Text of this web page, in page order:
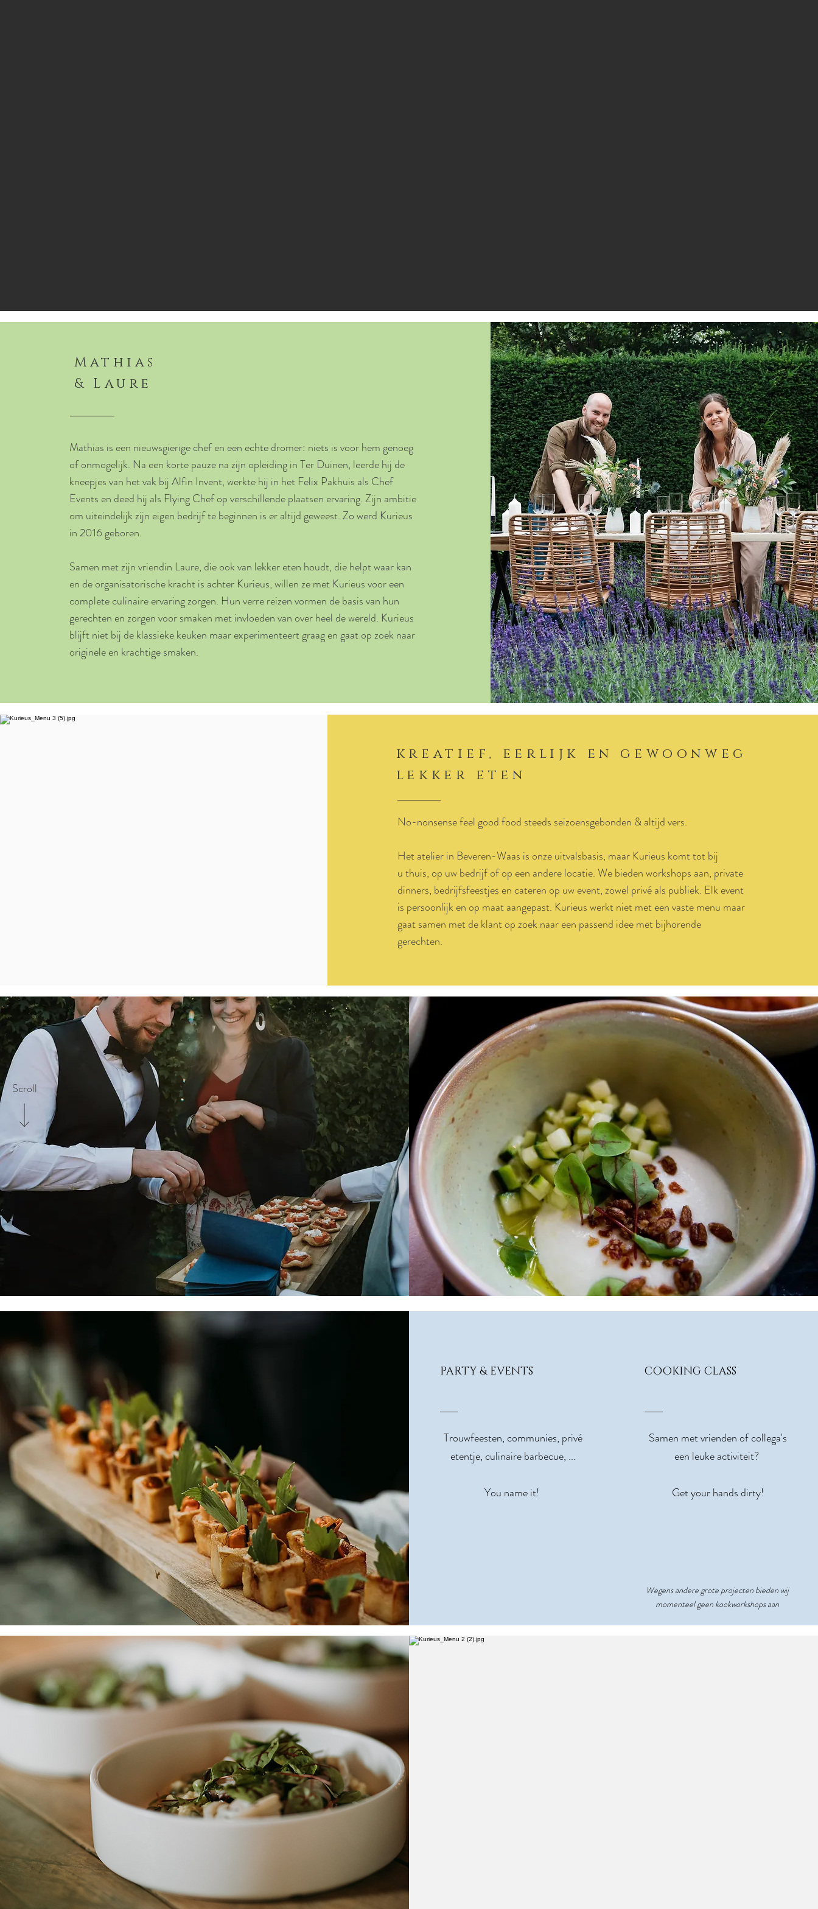
Scroll
Mathias
& Laure
Mathias is een nieuwsgierige chef en een echte dromer: niets is voor hem genoeg
of onmogelijk. Na een korte pauze na zijn opleiding in Ter Duinen, leerde hij de
kneepjes van het vak bij Alfin Invent, werkte hij in het Felix Pakhuis als Chef
Events en deed hij als Flying Chef op verschillende plaatsen ervaring. Zijn ambitie
om uiteindelijk zijn eigen bedrijf te beginnen is er altijd geweest. Zo werd Kurieus
in 2016 geboren.
Samen met zijn vriendin Laure, die ook van lekker eten houdt, die helpt waar kan
en de organisatorische kracht is achter Kurieus, willen ze met Kurieus voor een
complete culinaire ervaring zorgen. Hun verre reizen vormen de basis van hun
gerechten en zorgen voor smaken met invloeden van over heel de wereld. Kurieus
blijft niet bij de klassieke keuken maar experimenteert graag en gaat op zoek naar
originele en krachtige smaken.
kreatief, eerlijk en gewoonweg
lekker eten
No-nonsense feel good food steeds seizoensgebonden & altijd vers.
Het atelier in Beveren-Waas is onze uitvalsbasis, maar Kurieus komt tot bij
u thuis, op uw bedrijf of op een andere locatie. We bieden workshops aan, private
dinners, bedrijfsfeestjes en cateren op uw event, zowel privé als publiek. Elk event
is persoonlijk en op maat aangepast. Kurieus werkt niet met een vaste menu maar
gaat samen met de klant op zoek naar een passend idee met bijhorende
gerechten.
PARTY & EVENTS
Trouwfeesten, communies, privé
etentje, culinaire barbecue, ...
You name it!
COOKING CLASS
Samen met vrienden of collega's
een leuke activiteit?
Get your hands dirty!
Wegens andere grote projecten bieden wij
momenteel geen kookworkshops aan